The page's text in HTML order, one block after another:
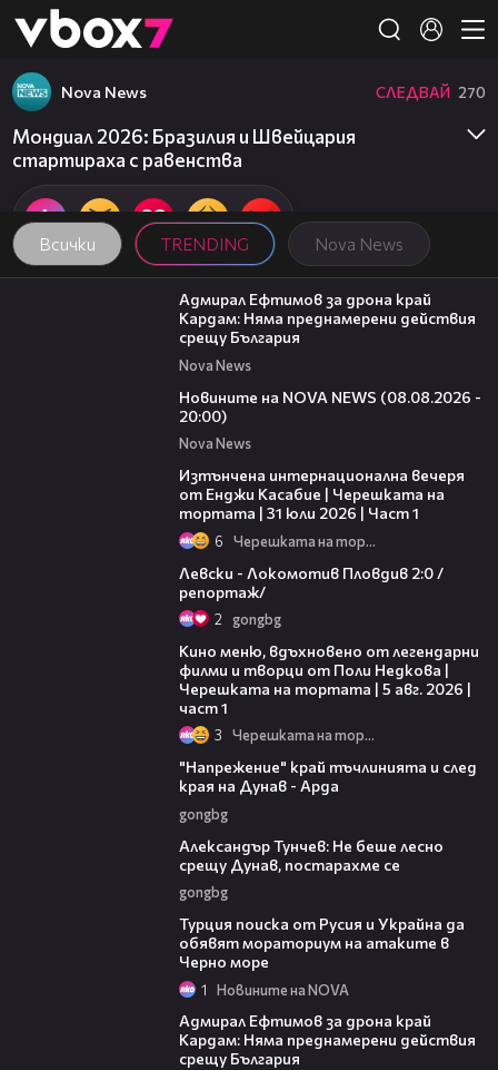
👾
Всички TRENDING Nova News
Nova News СЛЕДВАЙ 270
Мондиал 2026: Бразилия и Швейцария
стартираха с равенства
01:48
Адмирал Ефтимов за дрона край
Кардам: Няма преднамерени действия
срещу България
Nova News
Новините на NOVA NEWS (08.08.2026 -
20:00)
Nova News
Изтънчена интернационална вечеря
от Енджи Касабие | Черешката на
тортата | 31 юли 2026 | Част 1
6 Черешката на тортата
Левски - Локомотив Пловдив 2:0 /
репортаж/
2 gongbg
Кино меню, вдъхновено от легендарни
филми и творци от Поли Недкова |
Черешката на тортата | 5 авг. 2026 |
част 1
3 Черешката на тортата
"Напрежение" край тъчлинията и след
края на Дунав - Арда
gongbg
Александър Тунчев: Не беше лесно
срещу Дунав, постарахме се
gongbg
Турция поиска от Русия и Украйна да
обявят мораториум на атаките в
Черно море
1 Новините на NOVA
Адмирал Ефтимов за дрона край
Кардам: Няма преднамерени действия
срещу България